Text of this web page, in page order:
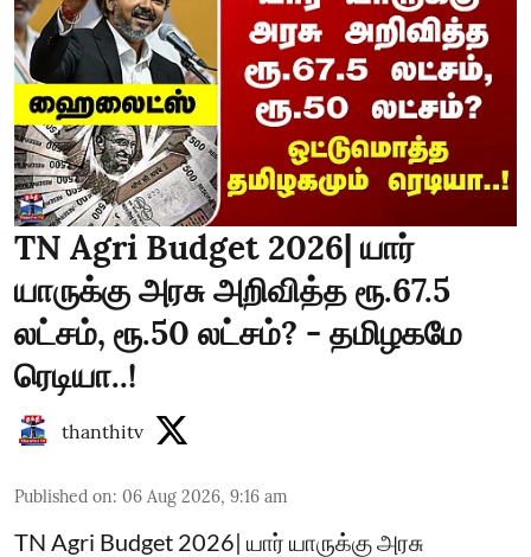
TN Agri Budget 2026| யார்
யாருக்கு அரசு அறிவித்த ரூ.67.5
லட்சம், ரூ.50 லட்சம்? - தமிழகமே
ரெடியா..!
thanthitv
Published on: 06 Aug 2026, 9:16 am
TN Agri Budget 2026| யார் யாருக்கு அரசு